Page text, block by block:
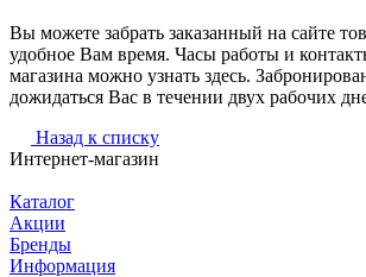
Вы можете забрать заказанный на сайте
удобное Вам время. Часы работы и
магазина можно узнать здесь.
дожидаться Вас в течении двух рабочих
Назад к списку
Интернет-магазин
Каталог
Акции
Бренды
Информация